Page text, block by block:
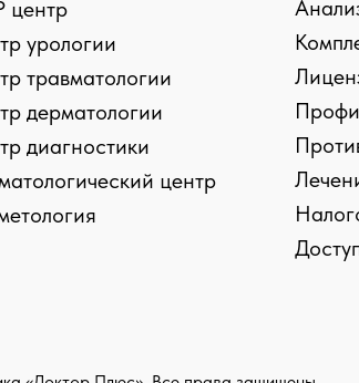
урологии
травматологии
дерматологии
диагностики
центр
об использовании файлов cookies и
› › Согласие